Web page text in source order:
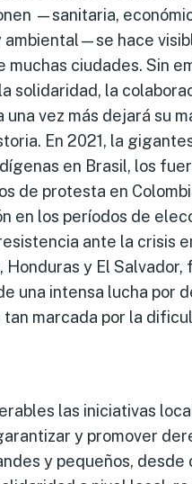
—sanitaria,
ambiental—se hace
muchas ciudades. Sin
solidaridad, la
una vez más dejará su
En 2021, la
en Brasil, los
de protesta en
en los períodos de
ante la crisis
Honduras y El Salvador,
una intensa lucha por
tan marcada por la
las iniciativas
y promover
y pequeños, desde